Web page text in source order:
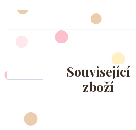
Související
zboží